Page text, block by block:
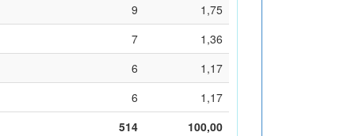
9
1,75
7
1,36
6
1,17
6
1,17
514
100,00